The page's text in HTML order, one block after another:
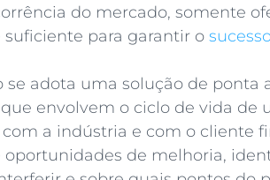
do mercado, somente
para garantir o
se adota uma solução de
envolvem o ciclo de vida
a indústria e com o cliente
oportunidades de melhoria,